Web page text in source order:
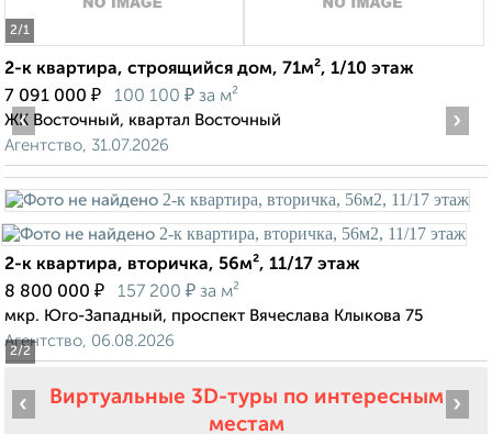
2/1
2-к квартира, строящийся дом, 71м², 1/10 этаж
7 091 000 ₽ 100 100 ₽ за м²
ЖК Восточный, квартал Восточный
Агентство, 31.07.2026
2/2
‹ ›
2-к квартира, вторичка, 56м², 11/17 этаж
8 800 000 ₽ 157 200 ₽ за м²
мкр. Юго-Западный, проспект Вячеслава Клыкова 75
Агентство, 06.08.2026
Виртуальные 3D-туры по интересным
местам
‹ ›